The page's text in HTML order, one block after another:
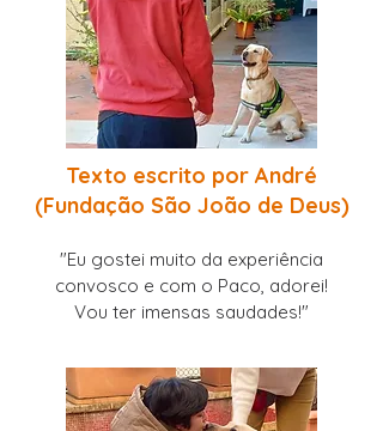
Texto escrito por André
(Fundação São João de Deus)
"Eu gostei muito da experiência
convosco e com o Paco, adorei!
Vou ter imensas saudades!"